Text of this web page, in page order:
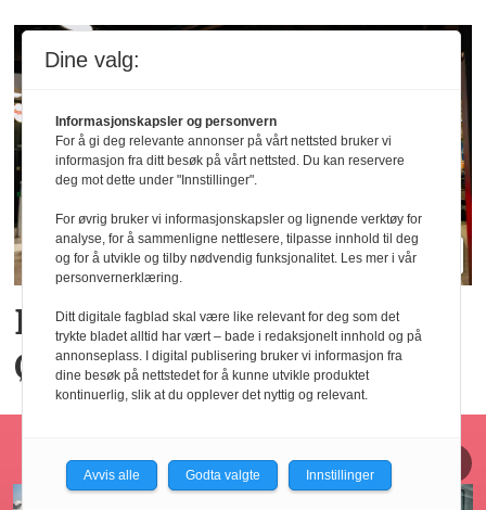
Big Bite vil doble på
Østlandet innen tre år
Horecajus fra Føyen
Dine valg:
Informasjonskapsler og personvern
For å gi deg relevante annonser på vårt nettsted bruker vi
informasjon fra ditt besøk på vårt nettsted. Du kan reservere
deg mot dette under "Innstillinger".
For øvrig bruker vi informasjonskapsler og lignende verktøy for
analyse, for å sammenligne nettlesere, tilpasse innhold til deg
og for å utvikle og tilby nødvendig funksjonalitet. Les mer i vår
personvernerklæring.
Ditt digitale fagblad skal være like relevant for deg som det
trykte bladet alltid har vært – bade i redaksjonelt innhold og på
annonseplass. I digital publisering bruker vi informasjon fra
dine besøk på nettstedet for å kunne utvikle produktet
kontinuerlig, slik at du opplever det nyttig og relevant.
Avvis alle Godta valgte Innstillinger